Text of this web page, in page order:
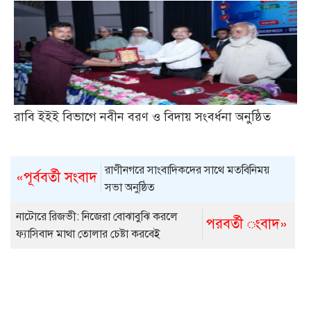
রাবি ইইই বিভাগে নবীন বরণ ও বিদায় সংবর্ধনা অনুষ্ঠিত
«পূর্ববর্তী সংবাদ রাণীনগরে সাংবাদিকদের সাথে মতবিনিময়
সভা অনুষ্ঠিত
পরবর্তী ংবাদ»
নাটোরে রিজভী: নিজেরা বোঝাবুঝি করলে
ফ্যাসিবাদ মাথা তোলার চেষ্টা করবেই